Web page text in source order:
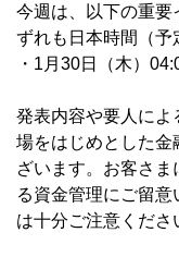
今週は、以下の重
ずれも日本時間（予
・1月30日（木）
発表内容や要人によ
場をはじめとした金
ざいます。お客さ
る資金管理にご留
は十分ご注意くださ